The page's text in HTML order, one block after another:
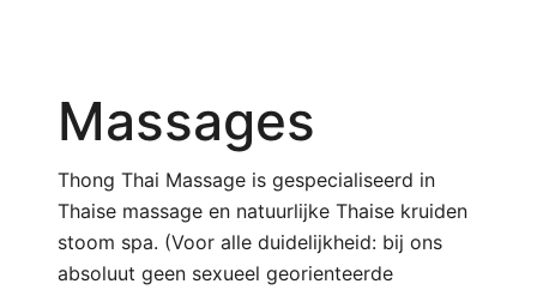
Massages
Thong Thai Massage is gespecialiseerd in
Thaise massage en natuurlijke Thaise kruiden
stoom spa. (Voor alle duidelijkheid: bij ons
absoluut geen sexueel georienteerde